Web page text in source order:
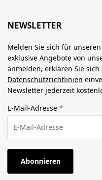
NEWSLETTER
Melden Sie sich für
exklusive Angebote von
anmelden, erklären Sie
Datenschutzrichtlinien
Newsletter jederzeit
E-Mail-Adresse *
Abonnieren